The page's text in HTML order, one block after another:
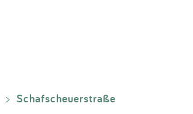
> Schafscheuerstraße